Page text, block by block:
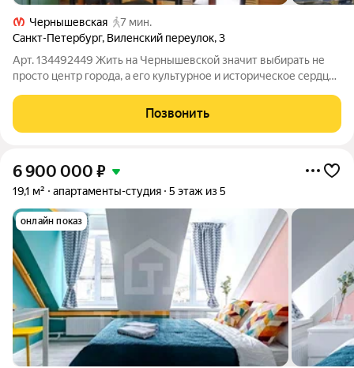
Чернышевская
7 мин.
Санкт-Петербург, Виленский переулок,3
Арт. 134492449 Жить на Чернышевской значит выбирать не
просто центр города, а его культурное и историческое сердце.
жизни, который невозможно воспроизвести в новых районах.
Перед вами
Позвонить
6 900 000 ₽
19,1 м² апартаменты-студия 5 этаж из 5
онлайн показ